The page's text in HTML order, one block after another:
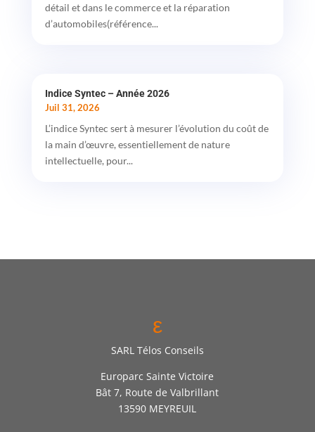
détail et dans le commerce et la réparation
d’automobiles(référence...
Indice Syntec – Année 2026
Juil 31, 2026
L’indice Syntec sert à mesurer l’évolution du coût de
la main d’œuvre, essentiellement de nature
intellectuelle, pour...
ε
SARL Télos Conseils
Europarc Sainte Victoire
Bât 7, Route de Valbrillant
13590 MEYREUIL